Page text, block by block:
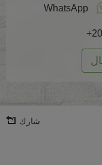
WhatsApp
شارك